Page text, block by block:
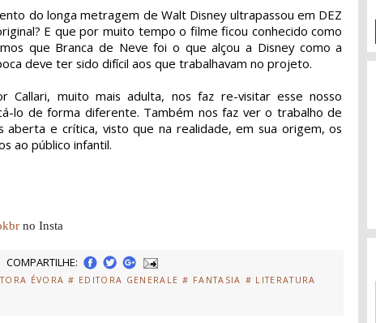
do longa metragem de Walt Disney ultrapassou em DEZ
E que por muito tempo o filme ficou conhecido como
que Branca de Neve foi o que alçou a Disney como a
deve ter sido difícil aos que trabalhavam no projeto.
muito mais adulta, nos faz re-visitar esse nosso
lo de forma diferente. Também nos faz ver o trabalho de
e crítica, visto que na realidade, em sua origem, os
ao público infantil.
no Insta
COMPARTILHE:
ÉVORA # EDITORA GENERALE # FANTASIA # LITERATURA